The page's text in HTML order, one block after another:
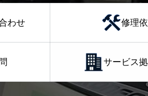
わせ 修理
サービス